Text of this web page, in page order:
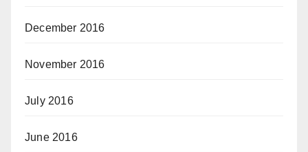
December 2016
November 2016
July 2016
June 2016